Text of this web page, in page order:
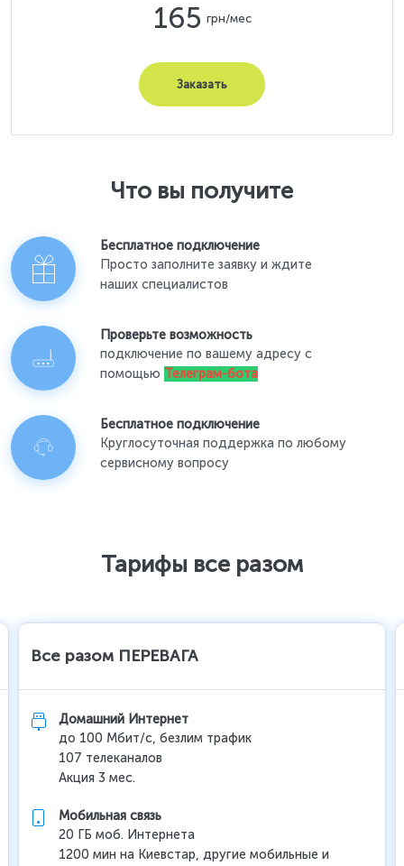
165 грн/мес
Заказать
Что вы получите
Бесплатное подключение
Просто заполните заявку и ждите
наших специалистов
Проверьте возможность
подключение по вашему адресу с
помощью Телеграм-бота
Бесплатное подключение
Круглосуточная поддержка по любому
сервисному вопросу
Тарифы все разом
Все разом ПЕРЕВАГА
Домашний Интернет
до 100 Мбит/с, безлим трафик
107 телеканалов
Акция 3 мес.
Мобильная связь
20 ГБ моб. Интернета
1200 мин на Киевстар, другие мобильные и